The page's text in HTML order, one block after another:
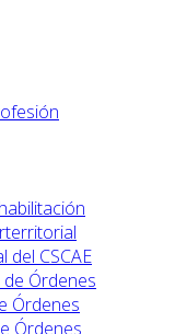
del CSCAE
Órdenes
Órdenes
Órdenes